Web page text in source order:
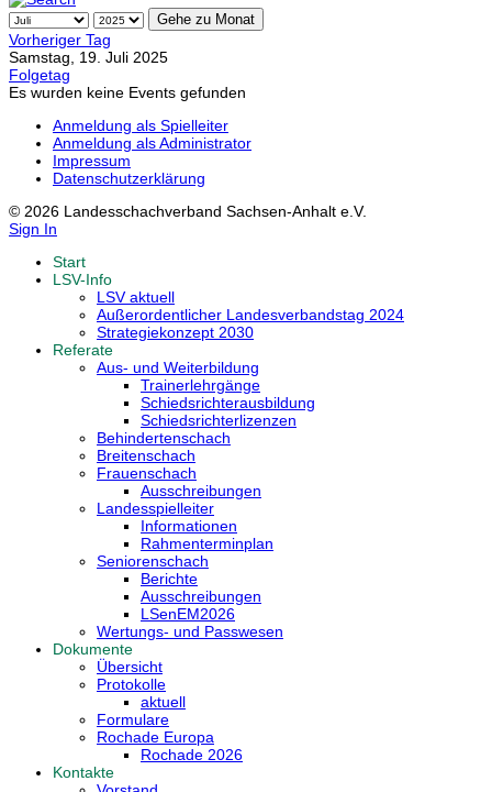
Gehe zu Monat
Vorheriger Tag
Samstag, 19. Juli 2025
Folgetag
Es wurden keine Events gefunden
Anmeldung als Spielleiter
Anmeldung als Administrator
Impressum
Datenschutzerklärung
© 2026 Landesschachverband Sachsen-Anhalt e.V.
Sign In
Start
LSV-Info
LSV aktuell
Außerordentlicher Landesverbandstag 2024
Strategiekonzept 2030
Referate
Aus- und Weiterbildung
Trainerlehrgänge
Schiedsrichterausbildung
Schiedsrichterlizenzen
Behindertenschach
Breitenschach
Frauenschach
Ausschreibungen
Landesspielleiter
Informationen
Rahmenterminplan
Seniorenschach
Berichte
Ausschreibungen
LSenEM2026
Wertungs- und Passwesen
Dokumente
Übersicht
Protokolle
aktuell
Formulare
Rochade Europa
Rochade 2026
Kontakte